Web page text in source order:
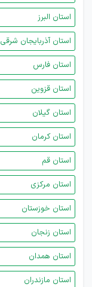
استان البرز
استان آذربایجان شرقی
استان فارس
استان قزوین
استان گیلان
استان کرمان
استان قم
استان مرکزی
استان خوزستان
استان زنجان
استان همدان
استان مازندران